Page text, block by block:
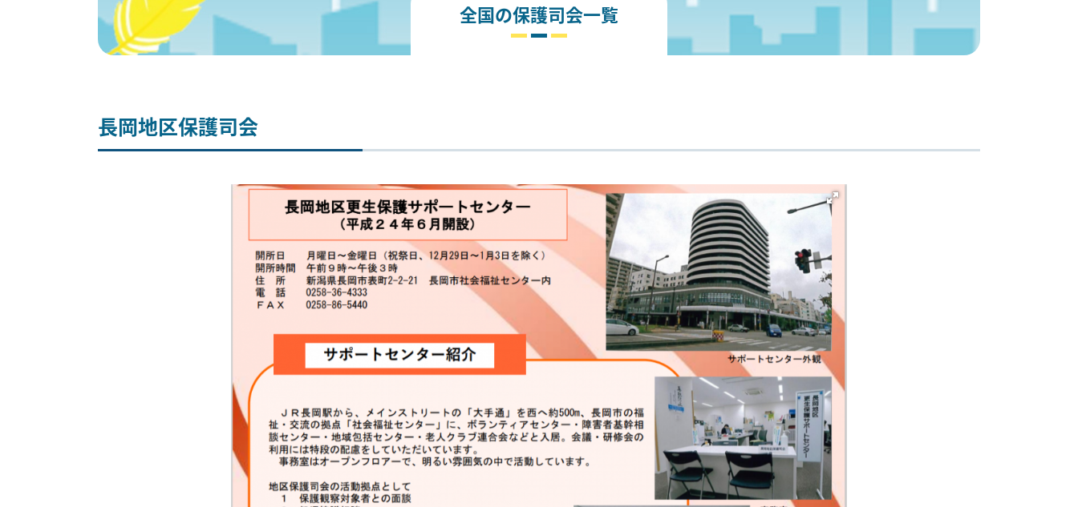
全国の保護司会一覧
長岡地区保護司会